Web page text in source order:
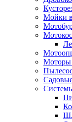
Мойки
Моторы